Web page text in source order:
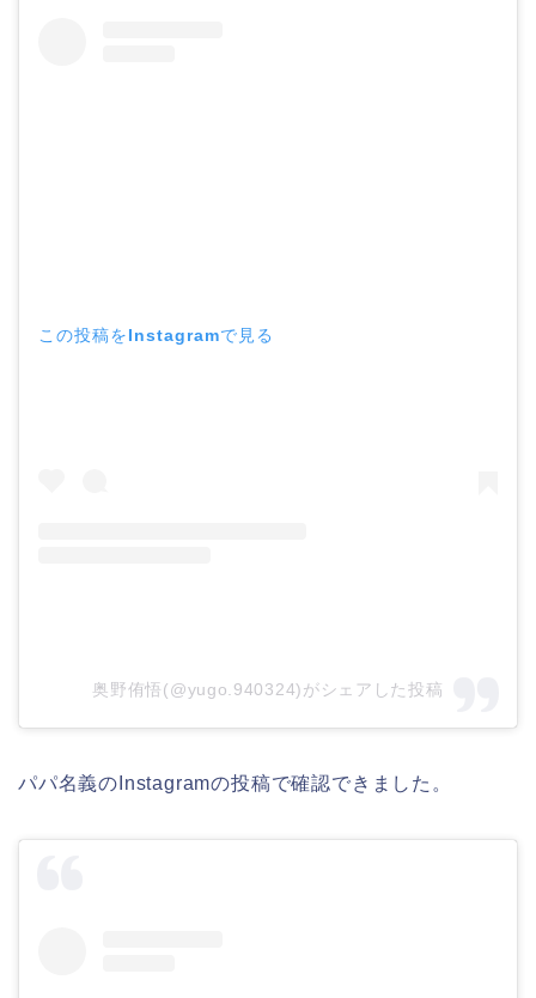
この投稿をInstagramで見る
奥野侑悟(@yugo.940324)がシェアした投稿
パパ名義のInstagramの投稿で確認できました。